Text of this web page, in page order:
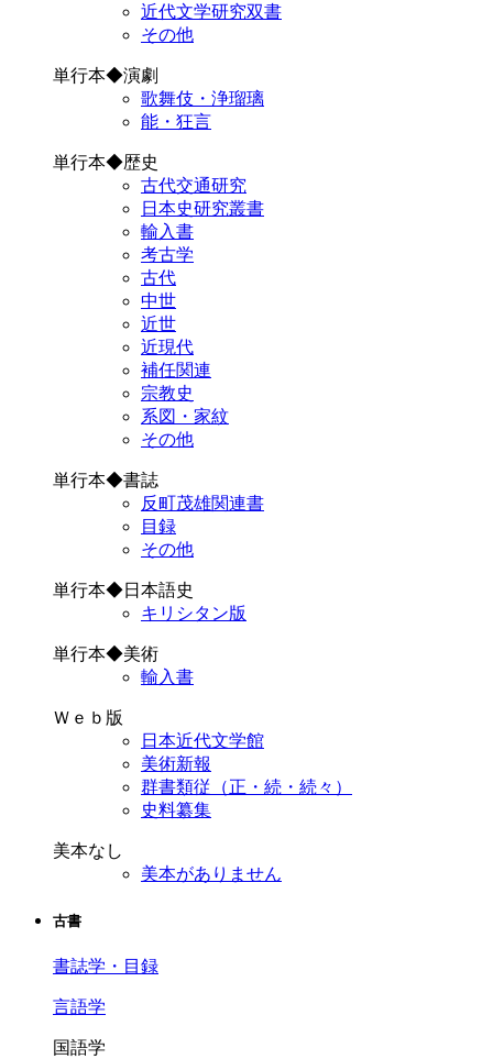
近代文学研究双書
その他
単行本◆演劇
歌舞伎・浄瑠璃
能・狂言
単行本◆歴史
古代交通研究
日本史研究叢書
輸入書
考古学
古代
中世
近世
近現代
補任関連
宗教史
系図・家紋
その他
単行本◆書誌
反町茂雄関連書
目録
その他
単行本◆日本語史
キリシタン版
単行本◆美術
輸入書
Ｗｅｂ版
日本近代文学館
美術新報
群書類従（正・続・続々）
史料纂集
美本なし
美本がありません
古書
書誌学・目録
言語学
国語学